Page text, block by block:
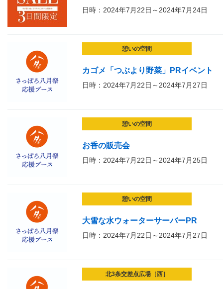
日時：2024年7月22日～2024年7月24日
憩いの空間
カゴメ「つぶより野菜」PRイベント
日時：2024年7月22日～2024年7月27日
憩いの空間
お香の販売会
日時：2024年7月22日～2024年7月25日
憩いの空間
大雪な水ウォーターサーバーPR
日時：2024年7月22日～2024年7月27日
北3条交差点広場［西］